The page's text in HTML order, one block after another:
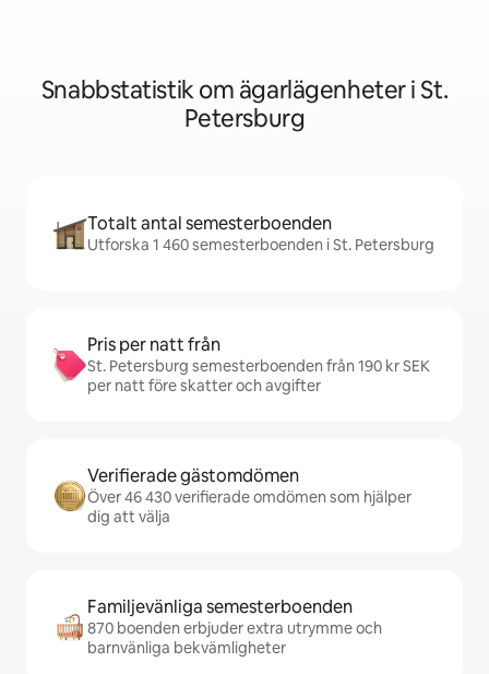
Snabbstatistik om ägarlägenheter i St.
Petersburg
Totalt antal semesterboenden
Utforska 1 460 semesterboenden i St. Petersburg
Pris per natt från
St. Petersburg semesterboenden från 190 kr SEK
per natt före skatter och avgifter
Verifierade gästomdömen
Över 46 430 verifierade omdömen som hjälper
dig att välja
Familjevänliga semesterboenden
870 boenden erbjuder extra utrymme och
barnvänliga bekvämligheter